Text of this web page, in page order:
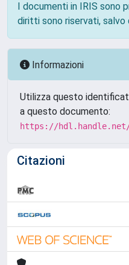
I documenti in IRIS
diritti sono riservati, salvo
Informazioni
Utilizza questo
a questo documento:
https://hdl.handle.net/
Citazioni